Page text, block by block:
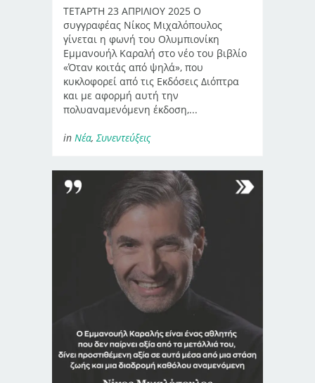
ΤΕΤΑΡΤΗ 23 ΑΠΡΙΛΙΟΥ 2025 Ο
συγγραφέας Νίκος Μιχαλόπουλος
γίνεται η φωνή του Ολυμπιονίκη
Εμμανουήλ Καραλή στο νέο του βιβλίο
«Όταν κοιτάς από ψηλά», που
κυκλοφορεί από τις Εκδόσεις Διόπτρα
και με αφορμή αυτή την
πολυαναμενόμενη έκδοση,...
in Νέα,Συνεντεύξεις